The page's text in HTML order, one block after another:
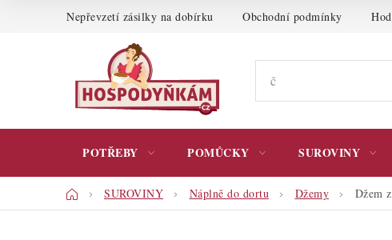
Nepřevzetí zásilky na dobírku Obchodní podmínky
POTŘEBY POMŮCKY SUROVINY
DomůSUROVINY Náplně do dortu Džemy Džem